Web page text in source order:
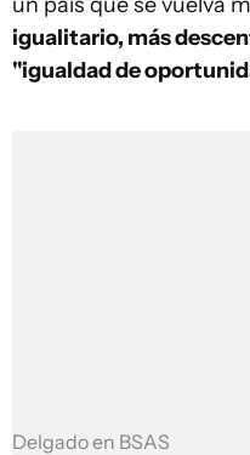
igualitario, más
"igualdad de
Delgado en BSAS